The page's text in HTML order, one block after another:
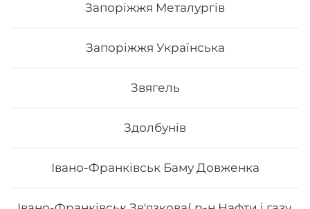
Запоріжжя Металургів
Запоріжжя Українська
Звягель
Здолбунів
Івано-Франківськ Баму Довженка
Вода мінеральна